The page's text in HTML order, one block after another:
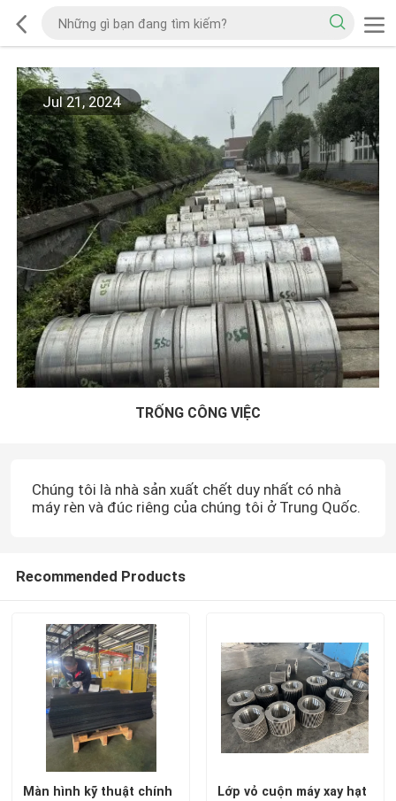
Jul 21, 2024
TRỐNG CÔNG VIỆC
Chúng tôi là nhà sản xuất chết duy nhất có nhà
máy rèn và đúc riêng của chúng tôi ở Trung Quốc.
Recommended Products
Màn hình kỹ thuật chính
Lớp vỏ cuộn máy xay hạt